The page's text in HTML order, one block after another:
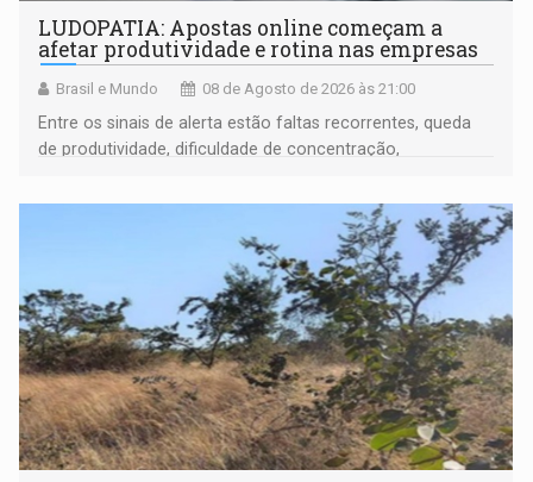
LUDOPATIA: Apostas online começam a
afetar produtividade e rotina nas empresas
Brasil e Mundo 08 de Agosto de 2026 às 21:00
Entre os sinais de alerta estão faltas recorrentes, queda
de produtividade, dificuldade de concentração,